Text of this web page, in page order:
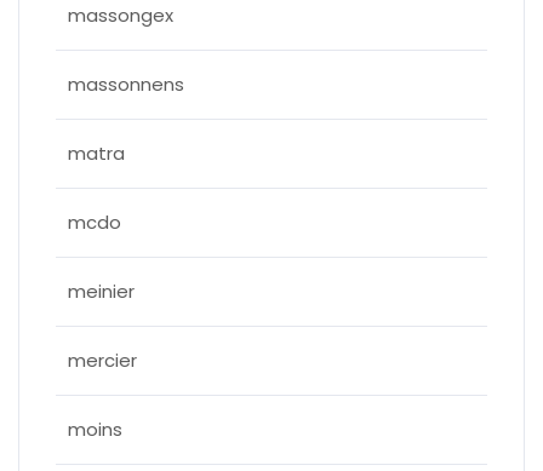
massongex
massonnens
matra
mcdo
meinier
mercier
moins